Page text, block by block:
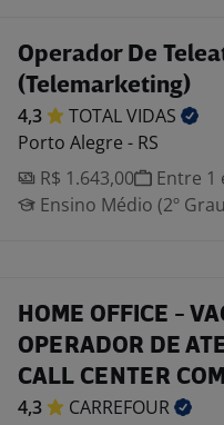
Operador De
(Telemarketing)
4,3 TOTALVIDAS
Porto Alegre - RS
R$ 1.643,00
Entre 1
Ensino Médio (2º
HOME OFFICE -
OPERADOR DE
CALL CENTER
4,3
CARREFOUR